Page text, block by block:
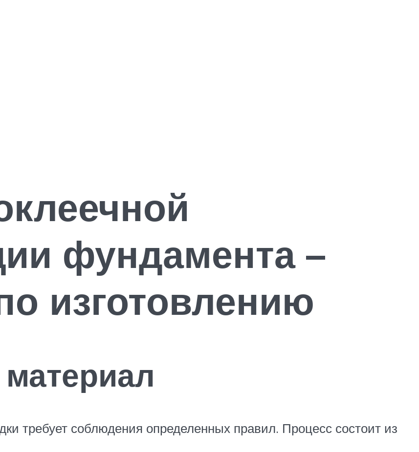
фундамента –
изготовлению
требует соблюдения определенных правил. Процесс состоит из